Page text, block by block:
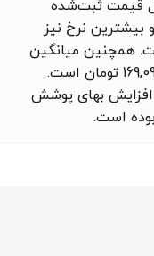
حداقل قیمت ثبت‌شده
تومان بوده و بیشترین نرخ نیز
تومان است. همچنین میانگین
قیمت این محصول در یک ماه اخیر 169,091 تومان است.
افزایش بهای پوشش
است.